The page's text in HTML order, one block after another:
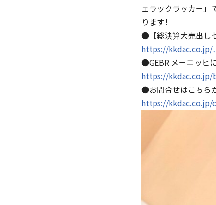
ェラックラッカー」
ります!
●【総決算大売出し
https://kkdac.co.jp/
●GEBR.メーニッヒ
https://
●お問合せはこちら
https://kkdac.co.jp/